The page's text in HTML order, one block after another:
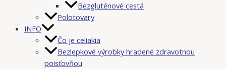
Bezgluténové cestá
Polotovary
INFO
Čo je celiakia
Bezlepkové výrobky hradené zdravotnou
poisťovňou